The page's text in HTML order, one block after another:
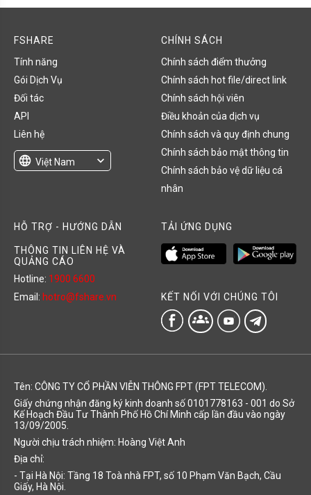
FSHARE
Tính năng
Gói Dịch Vụ
Đối tác
API
Liên hệ
language Việt Nam
expand_more
CHÍNH SÁCH
Chính sách điểm thưởng
Chính sách hot file/direct link
Chính sách hội viên
Điều khoản của dịch vụ
Chính sách và quy định chung
Chính sách bảo mật thông tin
Chính sách bảo vệ dữ liệu cá
nhân
HỖ TRỢ - HƯỚNG DẪN
THÔNG TIN LIÊN HỆ VÀ
QUẢNG CÁO
Hotline: 1900 6600
Email: hotro@fshare.vn
TẢI ỨNG DỤNG
KẾT NỐI VỚI CHÚNG TÔI
groups
Tên: CÔNG TY CỔ PHẦN VIỄN THÔNG FPT (FPT TELECOM).
Giấy chứng nhận đăng ký kinh doanh số 0101778163 - 001 do Sở
Kế Hoạch Đầu Tư Thành Phố Hồ Chí Minh cấp lần đầu vào ngày
13/09/2005.
Người chịu trách nhiệm: Hoàng Việt Anh
Địa chỉ:
- Tại Hà Nội: Tầng 18 Toà nhà FPT, số 10 Phạm Văn Bạch, Cầu
Giấy, Hà Nội.